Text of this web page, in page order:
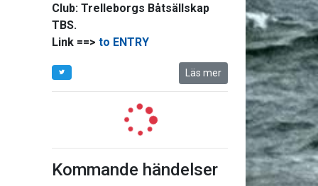
Club: Trelleborgs Båtsällskap
TBS.
Link ==> to ENTRY
Läs mer
Kommande händelser